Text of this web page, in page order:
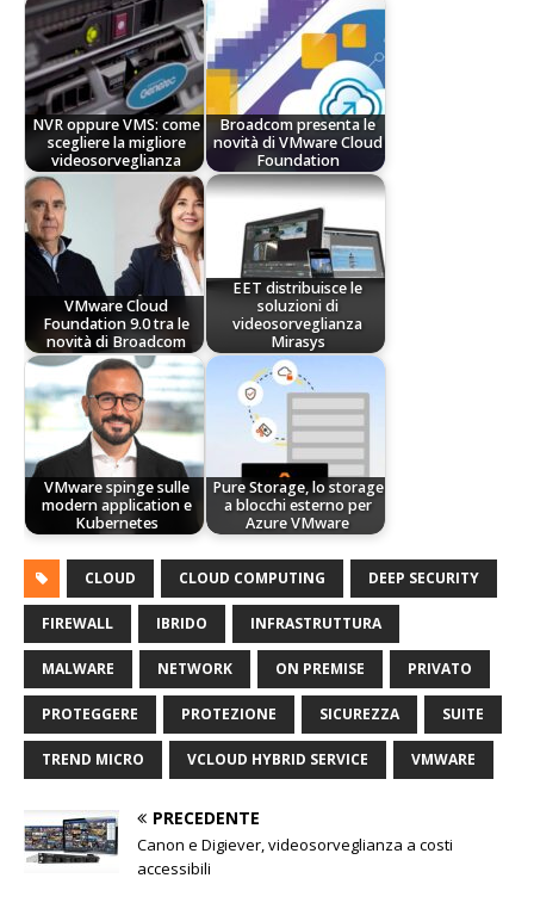
NVR oppure VMS: come
scegliere la migliore
videosorveglianza
Broadcom presenta le
novità di VMware Cloud
Foundation
VMware Cloud
Foundation 9.0 tra le
novità di Broadcom
EET distribuisce le
soluzioni di
videosorveglianza
Mirasys
VMware spinge sulle
modern application e
Kubernetes
Pure Storage, lo storage
a blocchi esterno per
Azure VMware
CLOUD CLOUD COMPUTING DEEP SECURITY
FIREWALL IBRIDO INFRASTRUTTURA
MALWARE NETWORK ON PREMISE PRIVATO
PROTEGGERE PROTEZIONE SICUREZZA SUITE
TREND MICRO VCLOUD HYBRID SERVICE VMWARE
PRECEDENTE
Canon e Digiever, videosorveglianza a costi
accessibili